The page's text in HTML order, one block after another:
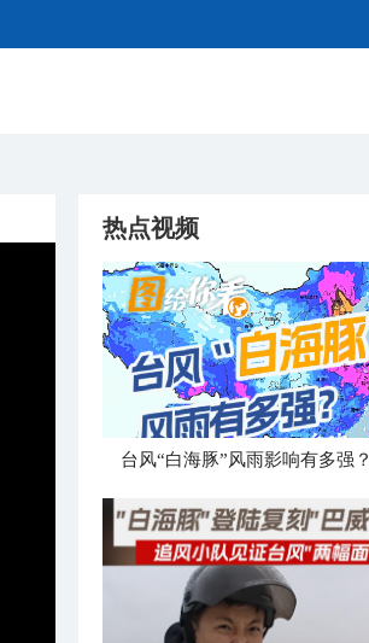
热点视频
台风“白海豚”风雨影响有多强？